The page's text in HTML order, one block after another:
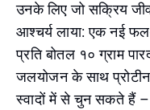
उनके लिए जो सक्रिय
आश्चर्य लाया: एक नई
प्रति बोतल १० ग्राम
जलयोजन के साथ
स्वादों में से चुन सकते हैं